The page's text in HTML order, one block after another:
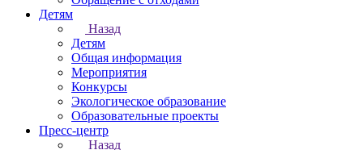
Детям
Назад
Детям
Общая информация
Мероприятия
Конкурсы
Экологическое образование
Образовательные проекты
Пресс-центр
Назад